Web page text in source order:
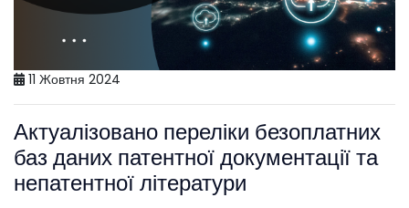
11 Жовтня 2024
Актуалізовано переліки безоплатних
баз даних патентної документації та
непатентної літератури